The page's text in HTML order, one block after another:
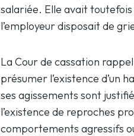
salariée. Elle avait
l’employeur disposait de
La Cour de cassation
présumer l’existence d’un
ses agissements sont
l’existence de reproches
comportements agressifs